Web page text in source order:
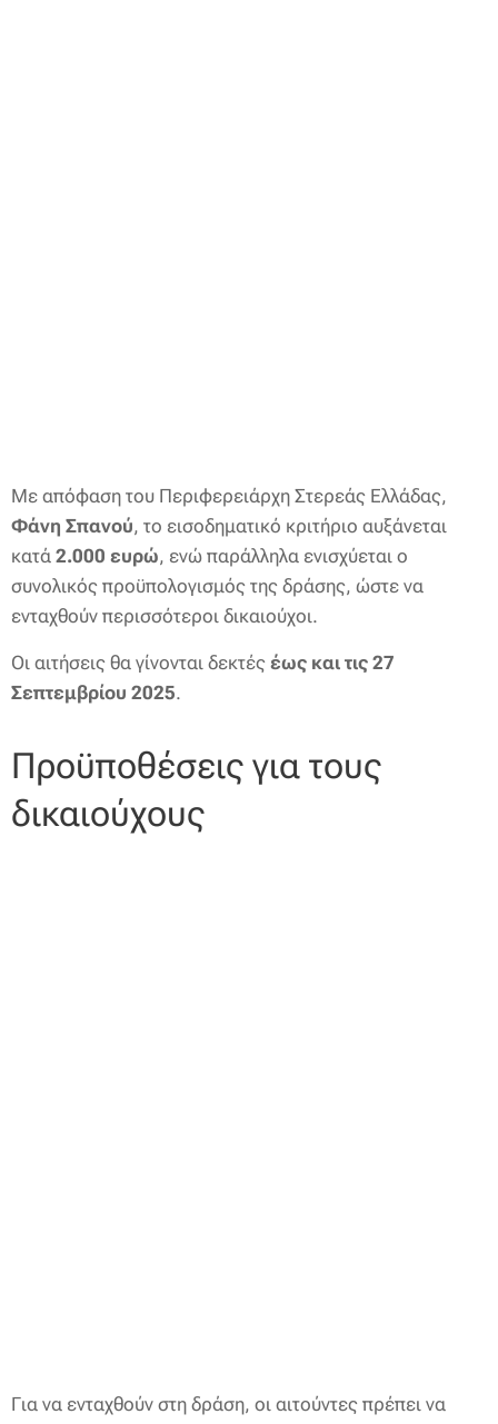
Με απόφαση του Περιφερειάρχη Στερεάς Ελλάδας,
Φάνη Σπανού, το εισοδηματικό κριτήριο αυξάνεται
κατά 2.000 ευρώ, ενώ παράλληλα ενισχύεται ο
συνολικός προϋπολογισμός της δράσης, ώστε να
ενταχθούν περισσότεροι δικαιούχοι.
Οι αιτήσεις θα γίνονται δεκτές έως και τις 27
Σεπτεμβρίου 2025.
Προϋποθέσεις για τους
δικαιούχους
Για να ενταχθούν στη δράση, οι αιτούντες πρέπει να